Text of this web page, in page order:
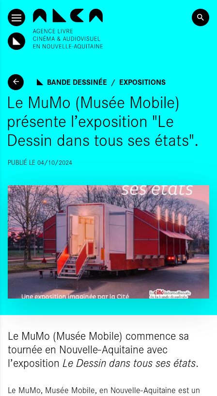
ALLER AU CONTENU PRINCIPAL
BANDE DESSINÉE EXPOSITIONS
Le MuMo (Musée Mobile)
présente l’exposition "Le
Dessin dans tous ses états".
PUBLIÉ LE 04/10/2024
Le MuMo (Musée Mobile) commence sa
tournée en Nouvelle-Aquitaine avec
l’exposition Le Dessin dans tous ses états.
Le MuMo, Musée Mobile, en Nouvelle-Aquitaine est un